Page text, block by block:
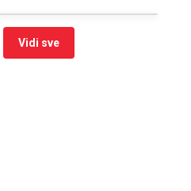
Vidi sve